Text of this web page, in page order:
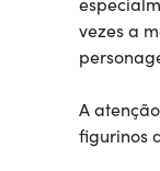
vezes a
A
figurinos